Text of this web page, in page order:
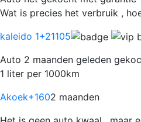
Wat is precies het verbruik ,
kaleido 1+21105
Auto 2 maanden geleden
1 liter per 1000km
Akoek+1602 maanden